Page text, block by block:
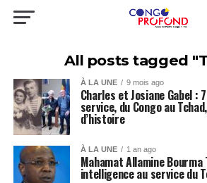
All posts tagged
À LA UNE 9 mois ago
Charles et Josiane Gabel :
service, du Congo au
d’histoire
À LA UNE 1 an ago
Mahamat Allamine Bourma
intelligence au service du